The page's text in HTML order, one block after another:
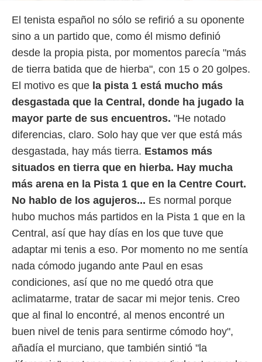
e
mediante
publicidad
publicidad
1199
El tenista español no sólo se refirió a su oponente
sino a un partido que, como él mismo definió
desde la propia pista, por momentos parecía "más
de tierra batida que de hierba", con 15 o 20 golpes.
El motivo es que la pista 1 está mucho más
desgastada que la Central, donde ha jugado la
mayor parte de sus encuentros. "He notado
diferencias, claro. Solo hay que ver que está más
desgastada, hay más tierra. Estamos más
situados en tierra que en hierba. Hay mucha
más arena en la Pista 1 que en la Centre Court.
No hablo de los agujeros... Es normal porque
hubo muchos más partidos en la Pista 1 que en la
Central, así que hay días en los que tuve que
adaptar mi tenis a eso. Por momento no me sentía
nada cómodo jugando ante Paul en esas
condiciones, así que no me quedó otra que
aclimatarme, tratar de sacar mi mejor tenis. Creo
que al final lo encontré, al menos encontré un
buen nivel de tenis para sentirme cómodo hoy",
añadía el murciano, que también sintió "la